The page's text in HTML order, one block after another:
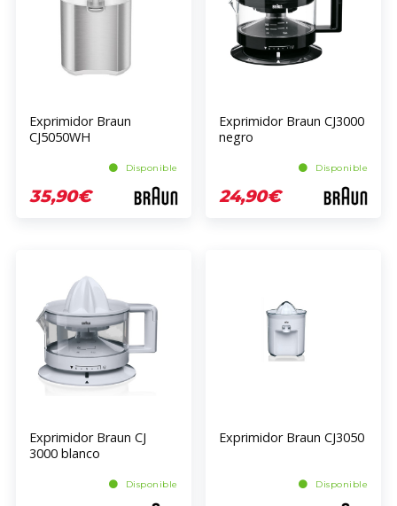
Exprimidor Braun
CJ5050WH
Disponible
35,90€
Exprimidor Braun CJ3000
negro
Disponible
24,90€
Exprimidor Braun CJ
3000 blanco
Disponible
Exprimidor Braun CJ3050
Disponible